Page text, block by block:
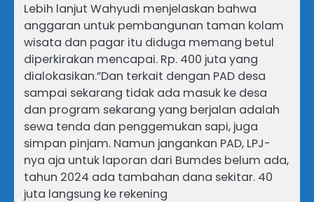
Lebih lanjut Wahyudi menjelaskan bahwa
anggaran untuk pembangunan taman kolam
wisata dan pagar itu diduga memang betul
diperkirakan mencapai. Rp. 400 juta yang
dialokasikan.”Dan terkait dengan PAD desa
sampai sekarang tidak ada masuk ke desa
dan program sekarang yang berjalan adalah
sewa tenda dan penggemukan sapi, juga
simpan pinjam. Namun jangankan PAD, LPJ-
nya aja untuk laporan dari Bumdes belum ada,
tahun 2024 ada tambahan dana sekitar. 40
juta langsung ke rekening